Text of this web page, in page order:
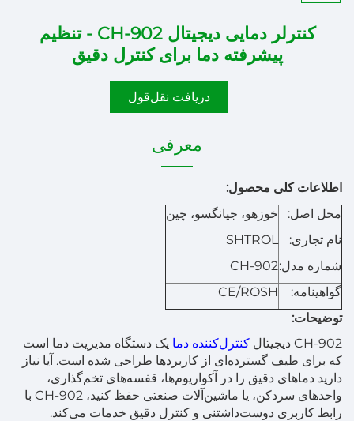
کنترلر دمایی دیجیتال CH-902 - تنظیم
پیشرفته دما برای کنترل دقیق
دریافت نقل‌قول
معرفی
اطلاعات کلی محصول:
محل اصل:
خوزهو، جیانگسو، چین
نام تجاری:
SHTROL
شماره مدل:CH-902
گواهینامه:
CE/ROSH
توضیحات:
CH-902 دیجیتال
کنترل‌کننده دما یک دستگاه مدیریت دما است
که برای طیف گسترده‌ای از کاربردها طراحی شده است. آیا نیاز
دارید دماهای دقیق را در آکواریوم‌ها، قفسه‌های تخم‌گذاری،
واحدهای سردکن، یا ماشین‌آلات صنعتی حفظ کنید، CH-902 با
رابط کاربری دوست‌داشتنی و کنترل دقیق خدمات می‌کند.